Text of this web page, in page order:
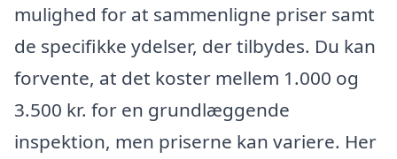
mulighed for at sammenligne priser samt
de specifikke ydelser, der tilbydes. Du kan
forvente, at det koster mellem 1.000 og
3.500 kr. for en grundlæggende
inspektion, men priserne kan variere. Her